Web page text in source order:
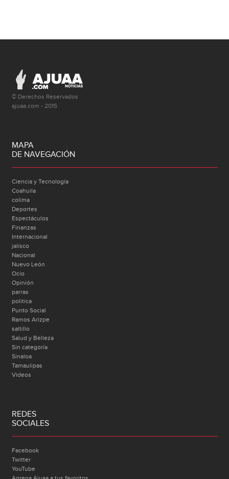
© Derechos Reservados
ajuaa.com - 2015
MAPA
DE NAVEGACIÓN
Ciencia y Tecnología
Coahuila
colima
Deportes
Espectáculos
Finanzas
Internacional
jalisco
Nacional
Nuevo León
Ocio
Opinión
parras
politica
Punto Social
Ramos Arizpe
saltillo
Salud y Belleza
Sin categoría
Sinaloa
Tamaulipas
Videos
REDES
SOCIALES
Facebook
Twitter
YouTube